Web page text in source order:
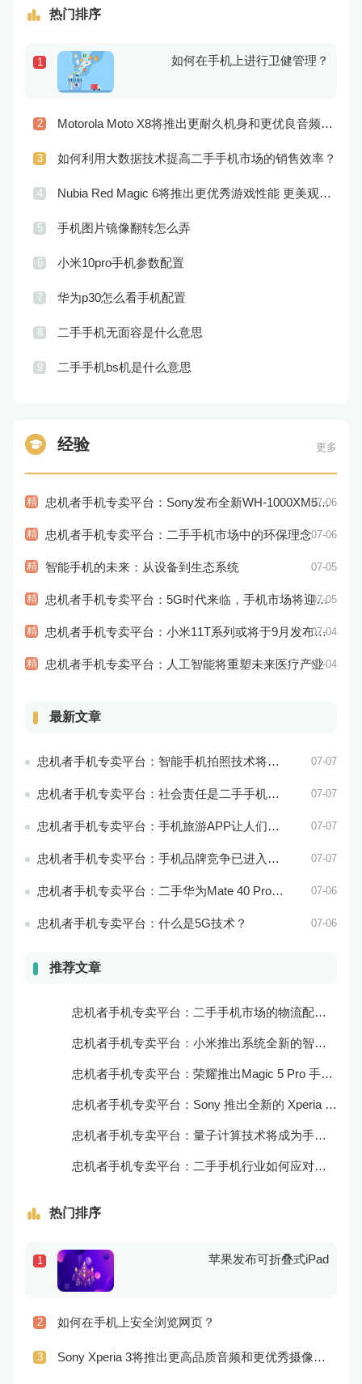
热门排序
1 如何在手机上进行卫健管理？
2 Motorola Moto X8将推出更耐久机身和更优良音频效果
3 如何利用大数据技术提高二手手机市场的销售效率？
4 Nubia Red Magic 6将推出更优秀游戏性能 更美观的外观设计
5 手机图片镜像翻转怎么弄
6 小米10pro手机参数配置
7 华为p30怎么看手机配置
8 二手手机无面容是什么意思
9 二手手机bs机是什么意思
经验 更多
精 忠机者手机专卖平台：Sony发布全新WH-1000XM5耳机，搭载更多电池和多项创新功能07-06
精 忠机者手机专卖平台：二手手机市场中的环保理念07-06
精 智能手机的未来：从设备到生态系统 07-05
精 忠机者手机专卖平台：5G时代来临，手机市场将迎来新变革07-05
精 忠机者手机专卖平台：小米11T系列或将于9月发布，其中包括一款Pro版本07-04
精 忠机者手机专卖平台：人工智能将重塑未来医疗产业07-04
最新文章
忠机者手机专卖平台：智能手机拍照技术将不断升级，成为手机行业的重要趋势 07-07
忠机者手机专卖平台：社会责任是二手手机市场的使命和价值所在 07-07
忠机者手机专卖平台：手机旅游APP让人们轻松出行 07-07
忠机者手机专卖平台：手机品牌竞争已进入新阶段 07-07
忠机者手机专卖平台：二手华为Mate 40 Pro市场价格持续下跌 07-06
忠机者手机专卖平台：什么是5G技术？ 07-06
推荐文章
忠机者手机专卖平台：二手手机市场的物流配送和出售方式
忠机者手机专卖平台：小米推出系统全新的智能厨房
忠机者手机专卖平台：荣耀推出Magic 5 Pro 手机，搭载麒麟9000处理器和5000万像素主摄像头
忠机者手机专卖平台：Sony 推出全新的 Xperia 1 III 手机，展现出卓越的技术和品质
忠机者手机专卖平台：量子计算技术将成为手机行业的新的发展方向
忠机者手机专卖平台：二手手机行业如何应对生态系统的要求
热门排序
1 苹果发布可折叠式iPad
2 如何在手机上安全浏览网页？
3 Sony Xperia 3将推出更高品质音频和更优秀摄像技术